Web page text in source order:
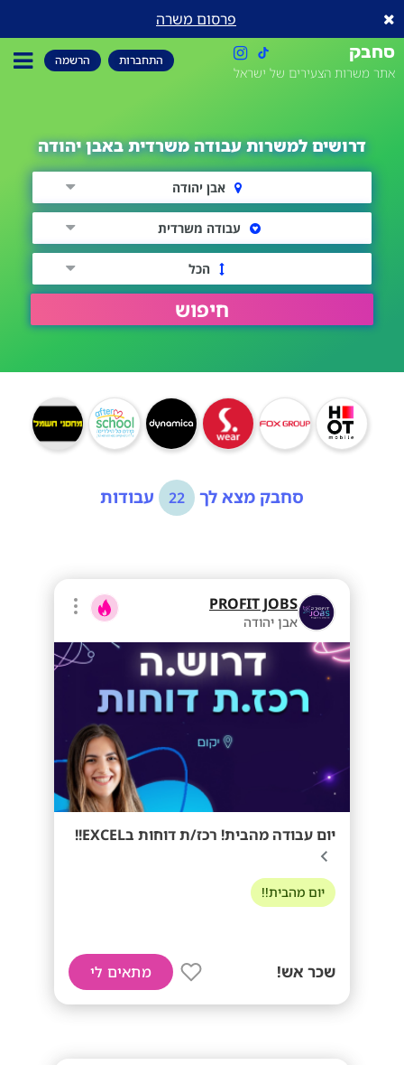
פרסום משרה
סחבק
אתר משרות הצעירים של ישראל
התחברות הרשמה
דרושים למשרות עבודה משרדית באבן יהודה
אבן יהודה
עבודה משרדית
הכל
חיפוש
סחבק מצא לך 22 עבודות
PROFIT JOBS
אבן יהודה
יום עבודה מהבית! רכז/ת דוחות בEXCEL!!
יום מהבית!!
שכר אש! מתאים לי